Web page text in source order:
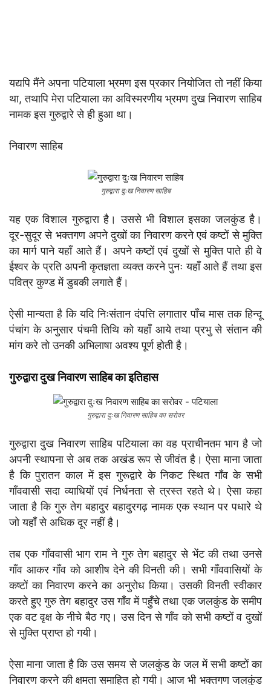
यद्यपि मैंने अपना पटियाला भ्रमण इस प्रकार नियोजित तो नहीं किया
था, तथापि मेरा पटियाला का अविस्मरणीय भ्रमण दुख निवारण साहिब
नामक इस गुरुद्वारे से ही हुआ था।
निवारण साहिब
गुरुद्वारा दुःख निवारण साहिब
यह एक विशाल गुरुद्वारा है। उससे भी विशाल इसका जलकुंड है।
दूर-सुदूर से भक्तगण अपने दुखों का निवारण करने एवं कष्टों से मुक्ति
का मार्ग पाने यहाँ आते हैं। अपने कष्टों एवं दुखों से मुक्ति पाते ही वे
ईश्वर के प्रति अपनी कृतज्ञता व्यक्त करने पुनः यहाँ आते हैं तथा इस
पवित्र कुण्ड में डुबकी लगाते हैं।
ऐसी मान्यता है कि यदि निःसंतान दंपत्ति लगातार पाँच मास तक हिन्दू
पंचांग के अनुसार पंचमी तिथि को यहाँ आये तथा प्रभु से संतान की
मांग करे तो उनकी अभिलाषा अवश्य पूर्ण होती है।
गुरुद्वारा दुख निवारण साहिब का इतिहास
गुरुद्वारा दुःख निवारण साहिब का सरोवर
गुरुद्वारा दुख निवारण साहिब पटियाला का वह प्राचीनतम भाग है जो
अपनी स्थापना से अब तक अखंड रूप से जीवंत है। ऐसा माना जाता
है कि पुरातन काल में इस गुरूद्वारे के निकट स्थित गाँव के सभी
गाँववासी सदा व्याधियों एवं निर्धनता से त्रस्त रहते थे। ऐसा कहा
जाता है कि गुरु तेग बहादुर बहादुरगढ़ नामक एक स्थान पर पधारे थे
जो यहाँ से अधिक दूर नहीं है।
तब एक गाँववासी भाग राम ने गुरु तेग बहादुर से भेंट की तथा उनसे
गाँव आकर गाँव को आशीष देने की विनती की। सभी गाँववासियों के
कष्टों का निवारण करने का अनुरोध किया। उसकी विनती स्वीकार
करते हुए गुरु तेग बहादुर उस गाँव में पहुँचे तथा एक जलकुंड के समीप
एक वट वृक्ष के नीचे बैठ गए। उस दिन से गाँव को सभी कष्टों व दुखों
से मुक्ति प्राप्त हो गयी।
ऐसा माना जाता है कि उस समय से जलकुंड के जल में सभी कष्टों का
निवारण करने की क्षमता समाहित हो गयी। आज भी भक्तगण जलकुंड